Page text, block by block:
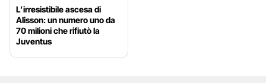
L’irresistibile ascesa di
Alisson: un numero uno da
70 milioni che rifiutò la
Juventus